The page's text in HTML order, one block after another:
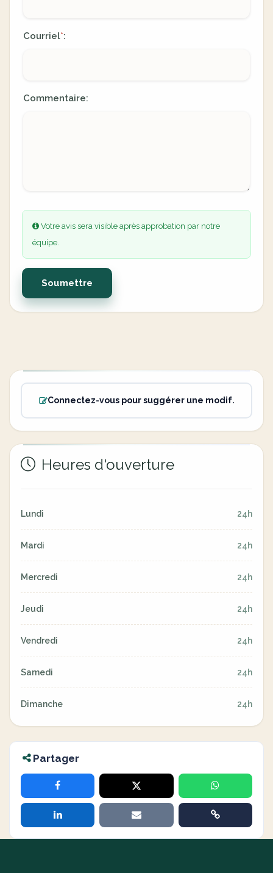
Courriel*:
Commentaire:
Votre avis sera visible après approbation par notre
équipe.
Soumettre
Connectez-vous pour suggérer une modif.
Heures d'ouverture
Lundi 24h
Mardi 24h
Mercredi 24h
Jeudi 24h
Vendredi 24h
Samedi 24h
Dimanche 24h
Partager